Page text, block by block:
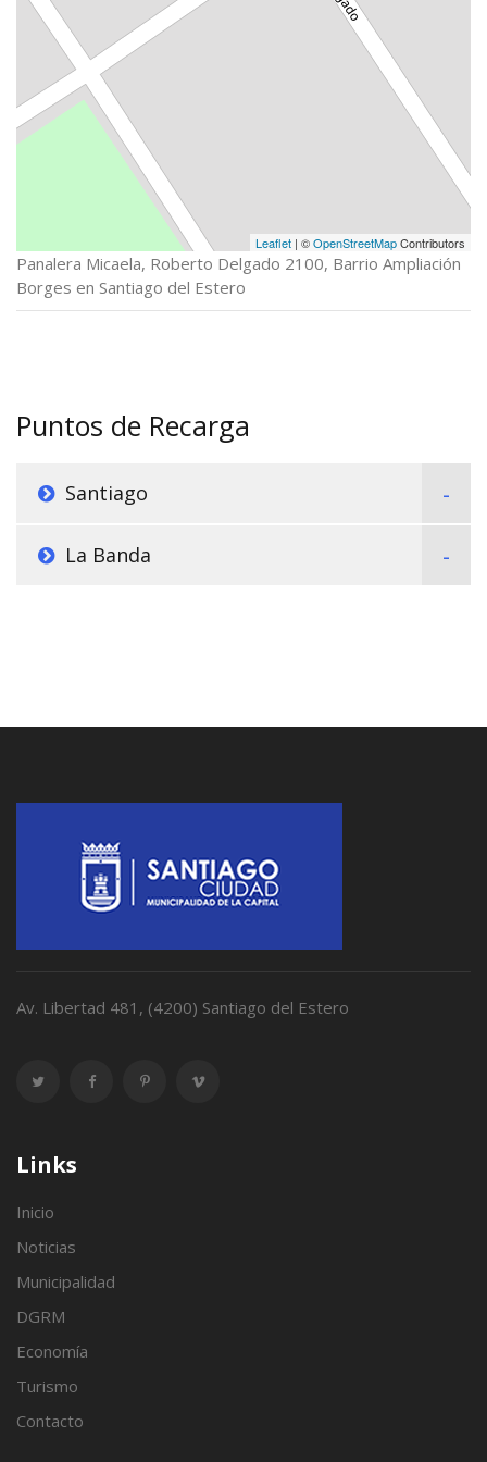
Leaflet | ©OpenStreetMapContributors
Panalera Micaela, Roberto Delgado 2100, Barrio Ampliación
Borges en Santiago del Estero
Puntos de Recarga
Santiago
La Banda
Av. Libertad 481, (4200) Santiago del Estero
Links
Inicio
Noticias
Municipalidad
DGRM
Economía
Turismo
Contacto